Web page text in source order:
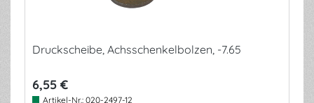
Druckscheibe, Achsschenkelbolzen, -7.65
6,55 €
Artikel-Nr.: 020-2497-12